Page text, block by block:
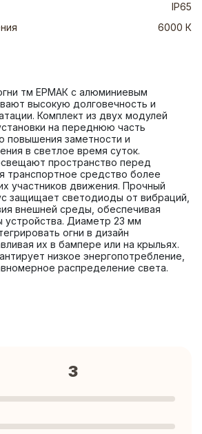
IP65
6000 К
тм ЕРМАК с алюминиевым
высокую долговечность и
Комплект из двух модулей
на переднюю часть
повышения заметности и
в светлое время суток.
пространство перед
транспортное средство более
участников движения. Прочный
защищает светодиоды от вибраций,
внешней среды, обеспечивая
устройства. Диаметр 23 мм
огни в дизайн
их в бампере или на крыльях.
низкое энергопотребление,
распределение света.
3